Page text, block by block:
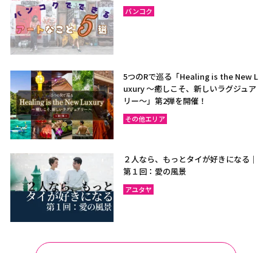
バンコク
5つのRで巡る「Healing is the New L
uxury ～癒しこそ、新しいラグジュア
リー〜」第2弾を開催！
その他エリア
２人なら、もっとタイが好きになる｜
第１回：愛の風景
アユタヤ